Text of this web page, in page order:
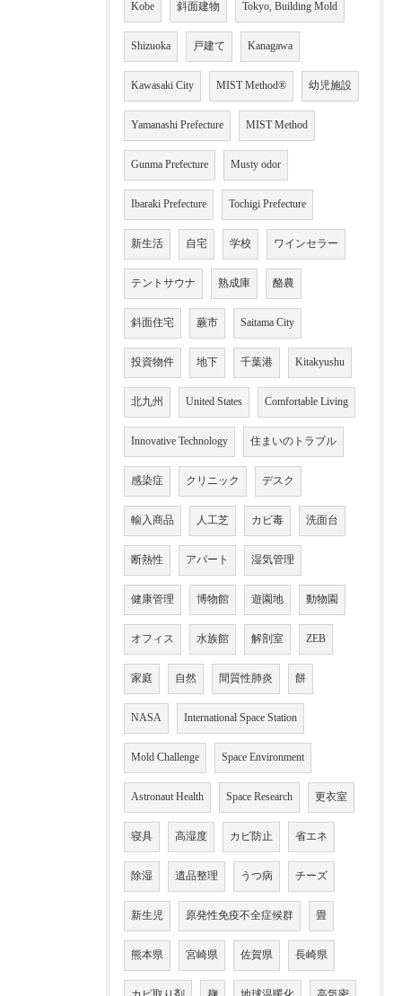
Kobe 斜面建物 Tokyo, Building Mold
Shizuoka 戸建て Kanagawa
Kawasaki City MIST Method® 幼児施設
Yamanashi Prefecture MIST Method
Gunma Prefecture Musty odor
Ibaraki Prefecture Tochigi Prefecture
新生活 自宅 学校 ワインセラー
テントサウナ 熟成庫 酪農
斜面住宅 蕨市 Saitama City
投資物件 地下 千葉港 Kitakyushu
北九州 United States Comfortable Living
Innovative Technology 住まいのトラブル
感染症 クリニック デスク
輸入商品 人工芝 カビ毒 洗面台
断熱性 アパート 湿気管理
健康管理 博物館 遊園地 動物園
オフィス 水族館 解剖室 ZEB
家庭 自然 間質性肺炎 餅
NASA International Space Station
Mold Challenge Space Environment
Astronaut Health Space Research 更衣室
寝具 高湿度 カビ防止 省エネ
除湿 遺品整理 うつ病 チーズ
新生児 原発性免疫不全症候群 畳
熊本県 宮崎県 佐賀県 長崎県